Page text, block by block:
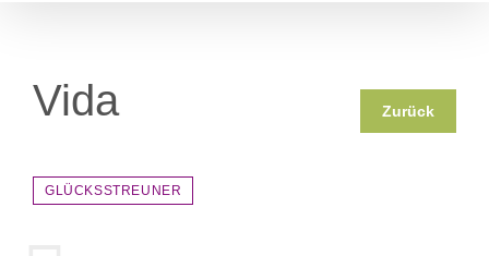
Vida Zurück
GLÜCKSSTREUNER